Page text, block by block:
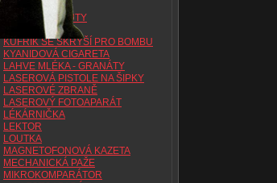
KŘESLO S POUTY
KUFŘÍK SE SKRÝŠÍ PRO BOMBU
KYANIDOVÁ CIGARETA
LAHVE MLÉKA - GRANÁTY
LASEROVÁ PISTOLE NA ŠIPKY
LASEROVÉ ZBRANĚ
LASEROVÝ FOTOAPARÁT
LÉKÁRNIČKA
LEKTOR
LOUTKA
MAGNETOFONOVÁ KAZETA
MECHANICKÁ PAŽE
MIKROKOMPARÁTOR